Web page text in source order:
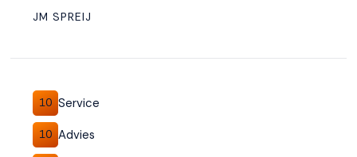
JM SPREIJ
10 Service
10 Advies